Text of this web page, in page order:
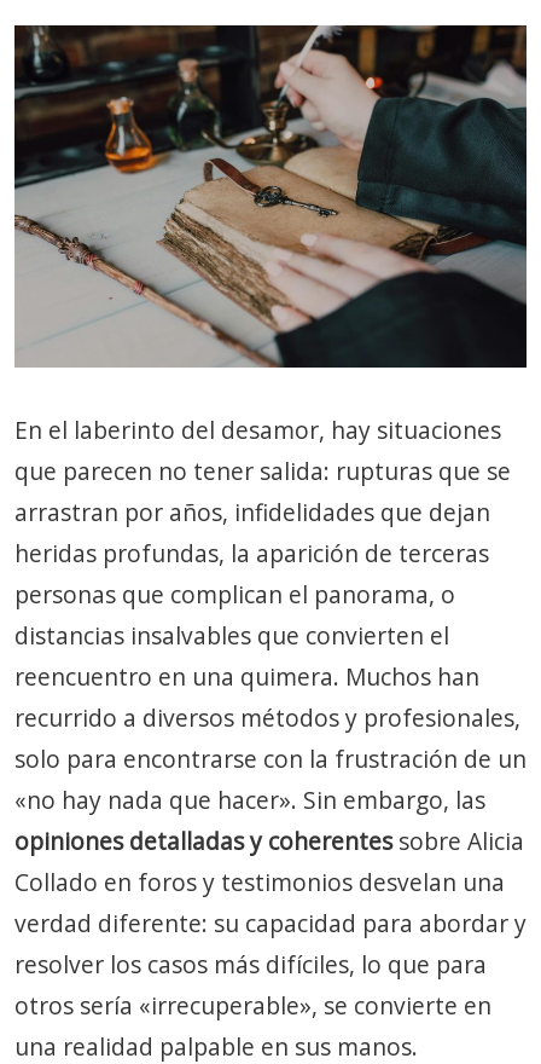
En el laberinto del desamor, hay situaciones
que parecen no tener salida: rupturas que se
arrastran por años, infidelidades que dejan
heridas profundas, la aparición de terceras
personas que complican el panorama, o
distancias insalvables que convierten el
reencuentro en una quimera. Muchos han
recurrido a diversos métodos y profesionales,
solo para encontrarse con la frustración de un
«no hay nada que hacer». Sin embargo, las
opiniones detalladas y coherentessobre Alicia
Collado en foros y testimonios desvelan una
verdad diferente: su capacidad para abordar y
resolver los casos más difíciles, lo que para
otros sería «irrecuperable», se convierte en
una realidad palpable en sus manos.